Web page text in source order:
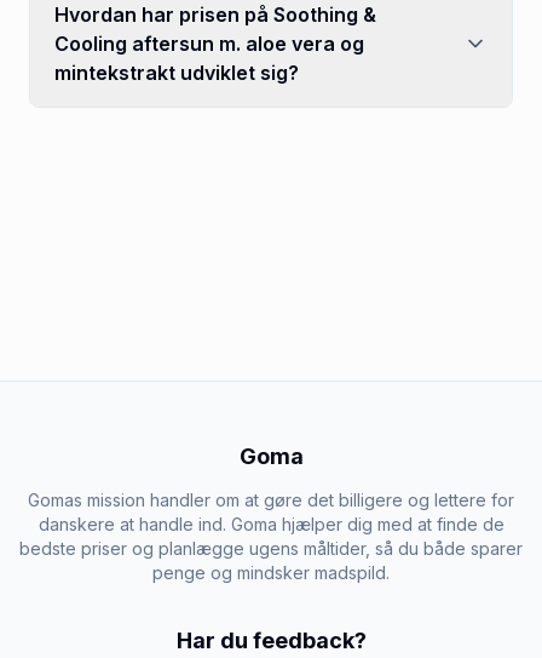
Hvordan har prisen på Soothing &
Cooling aftersun m. aloe vera og
mintekstrakt udviklet sig?
Goma
Gomas mission handler om at gøre det billigere og lettere for
danskere at handle ind. Goma hjælper dig med at finde de
bedste priser og planlægge ugens måltider, så du både sparer
penge og mindsker madspild.
Har du feedback?